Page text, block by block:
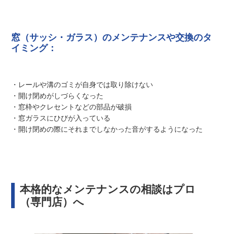
窓（サッシ・ガラス）のメンテナンスや交換のタ
イミング：
・レールや溝のゴミが自身では取り除けない
・開け閉めがしづらくなった
・窓枠やクレセントなどの部品が破損
・窓ガラスにひびが入っている
・開け閉めの際にそれまでしなかった音がするようになった
本格的なメンテナンスの相談はプロ
（専門店）へ